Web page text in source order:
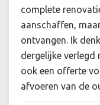
complete
aanschaffen,
ontvangen. Ik
dergelijke verlegd
ook een offerte
afvoeren van de